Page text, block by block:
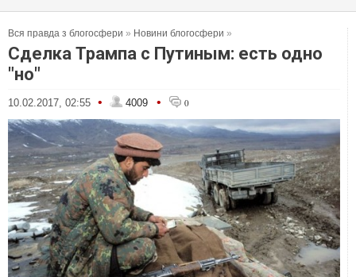
Вся правда з блогосфери » Новини блогосфери »
Сделка Трампа с Путиным: есть одно
"но"
10.02.2017, 02:55 • 4009 • 0